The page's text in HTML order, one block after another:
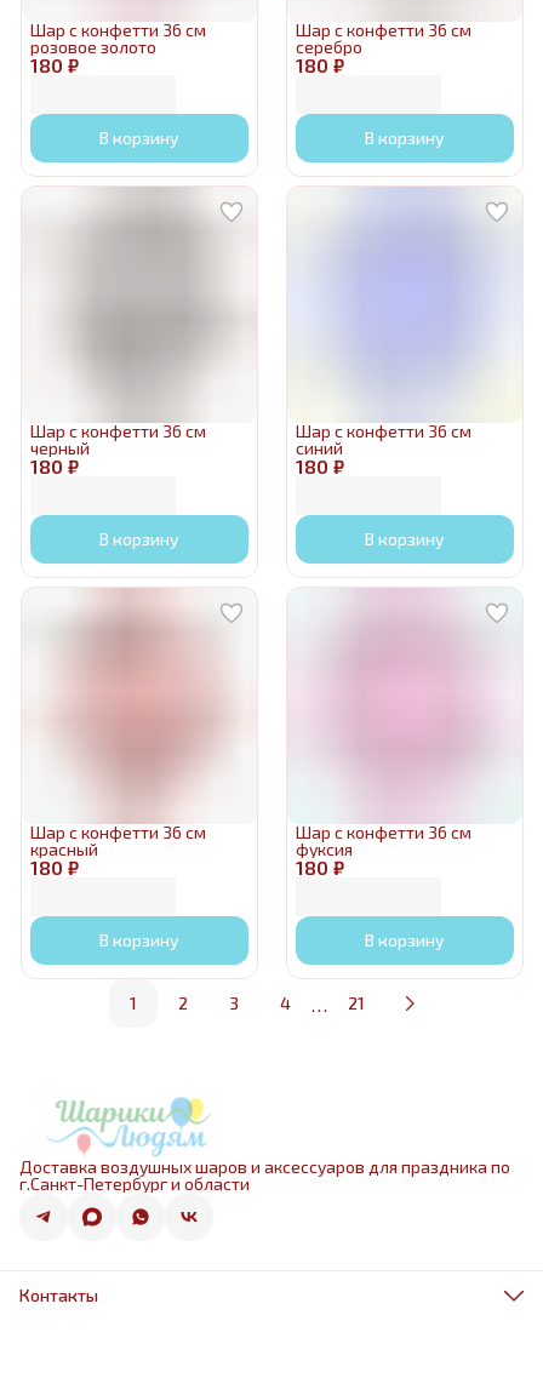
180 ₽
Шар с конфетти 36 см
розовое золото
В корзину
180 ₽
Шар с конфетти 36 см
серебро
В корзину
180 ₽
Шар с конфетти 36 см
черный
В корзину
180 ₽
Шар с конфетти 36 см
синий
В корзину
180 ₽
Шар с конфетти 36 см
красный
В корзину
180 ₽
Шар с конфетти 36 см
фуксия
В корзину
1 2 3 4 21
Доставка воздушных шаров и аксессуаров для праздника по
г.Санкт-Петербург и области
Контакты